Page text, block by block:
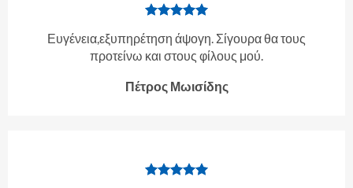
Ευγένεια,εξυπηρέτηση άψογη. Σίγουρα θα τους
προτείνω και στους φίλους μού.
Πέτρος Μωισίδης